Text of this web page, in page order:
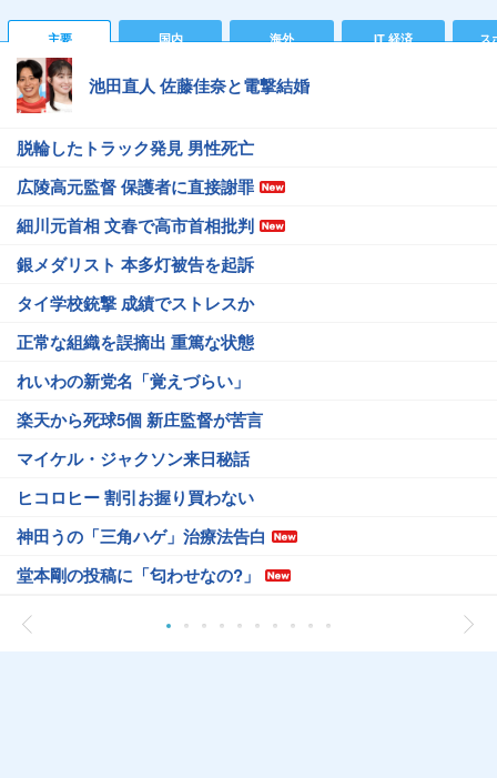
主要 国内 海外 IT 経済 ス
池田直人 佐藤佳奈と電撃結婚
脱輪したトラック発見 男性死亡
広陵高元監督 保護者に直接謝罪
細川元首相 文春で高市首相批判
銀メダリスト 本多灯被告を起訴
タイ学校銃撃 成績でストレスか
正常な組織を誤摘出 重篤な状態
れいわの新党名「覚えづらい」
楽天から死球5個 新庄監督が苦言
マイケル・ジャクソン来日秘話
ヒコロヒー 割引お握り買わない
神田うの「三角ハゲ」治療法告白
堂本剛の投稿に「匂わせなの?」